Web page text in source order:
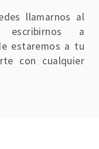
llamarnos al
a
estaremos a tu
con cualquier